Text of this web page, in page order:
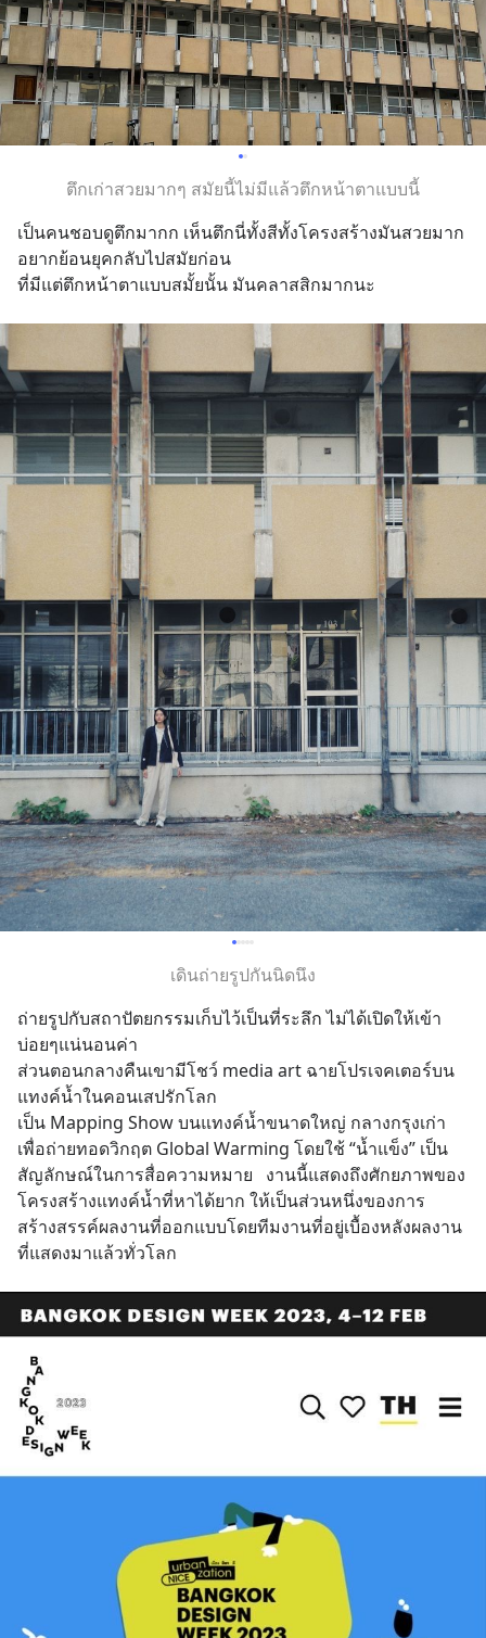
ตึกเก่าสวยมากๆ สมัยนี้ไม่มีแล้วตึกหน้าตาแบบนี้
เป็นคนชอบดูตึกมากก เห็นตึกนี่ทั้งสีทั้งโครงสร้างมันสวยมาก
อยากย้อนยุคกลับไปสมัยก่อน
ที่มีแต่ตึกหน้าตาแบบสมั้ยนั้น มันคลาสสิกมากนะ
เดินถ่ายรูปกันนิดนึง
ถ่ายรูปกับสถาปัตยกรรมเก็บไว้เป็นที่ระลึก ไม่ได้เปิดให้เข้า
บ่อยๆแน่นอนค่า
ส่วนตอนกลางคืนเขามีโชว์ media art ฉายโปรเจคเตอร์บน
แทงค์น้ำในคอนเสปรักโลก
เป็น Mapping Show บนแทงค์น้ำขนาดใหญ่ กลางกรุงเก่า
เพื่อถ่ายทอดวิกฤต Global Warming โดยใช้ “น้ำแข็ง” เป็น
สัญลักษณ์ในการสื่อความหมาย   งานนี้แสดงถึงศักยภาพของ
โครงสร้างแทงค์น้ำที่หาได้ยาก ให้เป็นส่วนหนึ่งของการ
สร้างสรรค์ผลงานที่ออกแบบโดยทีมงานที่อยู่เบื้องหลังผลงาน
ที่แสดงมาแล้วทั่วโลก